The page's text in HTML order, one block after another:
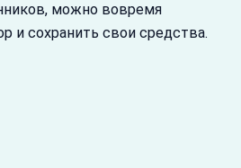
можно вовремя
и сохранить свои средства.